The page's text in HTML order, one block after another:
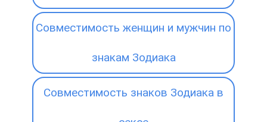
Совместимость женщин и мужчин по
знакам Зодиака
Совместимость знаков Зодиака в